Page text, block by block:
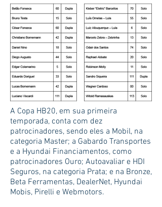
A Copa HB20, em sua primeira
temporada, conta com dez
patrocinadores, sendo eles a Mobil, na
categoria Master; a Gabardo Transportes
e a Hyundai Financiamentos, como
patrocinadores Ouro; Autoavaliar e HDI
Seguros, na categoria Prata; e na Bronze,
Beta Ferramentas, DealerNet, Hyundai
Mobis, Pirelli e Webmotors.